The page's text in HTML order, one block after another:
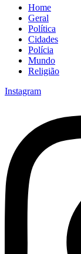
Home
Geral
Política
Cidades
Polícia
Mundo
Religião
Instagram